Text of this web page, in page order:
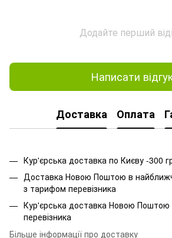
Додайте перший
Написати
Доставка Оплата
Кур'єрська доставка по Києву -300
Доставка Новою Поштою в
з тарифом перевізника
Кур'єрська доставка Новою Поштою
перевізника
Більше інформації про доставку